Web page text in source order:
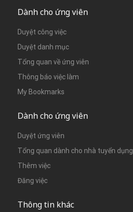
Dành cho ứng viên
Duyệt công việc
Duyệt danh mục
Tổng quan về ứng viên
Thông báo việc làm
My Bookmarks
Dành cho ứng viên
Duyệt ứng viên
Tổng quan dành cho nhà tuyển dụng
Thêm việc
Đăng việc
Thông tin khác